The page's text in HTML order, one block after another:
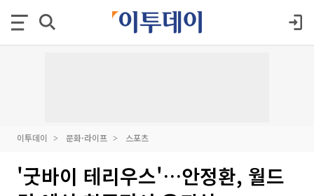
이투데이 문화·라이프 스포츠
'굿바이 테리우스'…안정환, 월드